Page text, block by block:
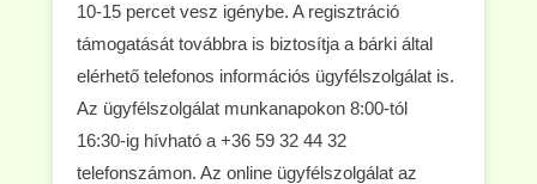
10-15 percet vesz igénybe. A regisztráció
támogatását továbbra is biztosítja a bárki által
elérhető telefonos információs ügyfélszolgálat is.
Az ügyfélszolgálat munkanapokon 8:00-tól
16:30-ig hívható a +36 59 32 44 32
telefonszámon. Az online ügyfélszolgálat az